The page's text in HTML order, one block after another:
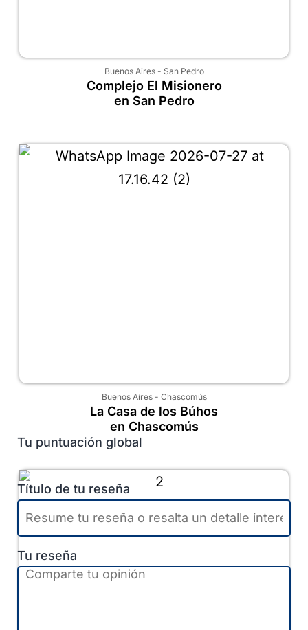
Buenos Aires- San Pedro
Complejo El Misionero
en San Pedro
Buenos Aires- Chascomús
La Casa de los Búhos
en Chascomús
Tu puntuación global
Título de tu reseña
Tu reseña